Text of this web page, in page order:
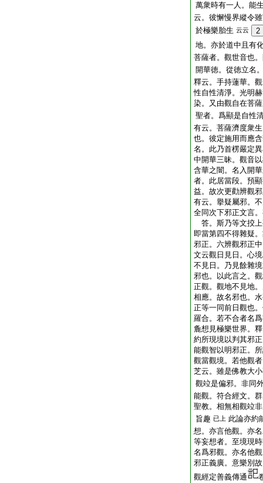
萬衆時有一人。能
云。彼懈慢界縱令
於極樂胎生 云云
2
地。亦於道中且有
菩薩者。觀世音也
開華徳。從徳立名
釋云。手持蓮華。
性自性清淨。光明
染。又由觀自在菩
聖者。爲顯是自性
有云。菩薩濟度衆
也。彼定施用而應
名。此乃首楞嚴定
中開華三昧。觀音
含華之闇。名入開
者。此居當段。預
益。故次更勸辨觀
有云。擧疑屬邪。
全同次下邪正文言
答。斯乃等文挍
即當第四不得雜疑
邪正。六辨觀邪正
文云觀日見日。心
不見日。乃見餘雜
邪也。以此言之。
正觀。觀地不見地
相應。故名邪也。
正等一同前日觀也
羅合。若不合者名
麁想見極樂世界。
約所現境以判其邪
能觀智以明邪正。
觀當觀境。若他觀
芝云。雖是佛教大
觀竝是偏邪。非同
能觀。符合經文。
聖教。相無相觀竝
旨趣 已上 此論亦約
想。亦言他觀。亦
等妄想者。至境現
名爲邪觀。亦名他
邪正義廣。意樂別
觀經定善義傳通